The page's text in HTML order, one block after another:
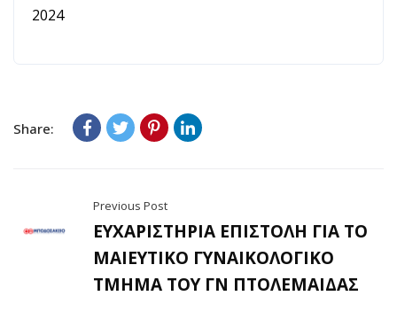
2024
Share:
Previous Post
ΕΥΧΑΡΙΣΤΗΡΙΑ ΕΠΙΣΤΟΛΗ ΓΙΑ ΤΟ
ΜΑΙΕΥΤΙΚΟ ΓΥΝΑΙΚΟΛΟΓΙΚΟ
ΤΜΗΜΑ ΤΟΥ ΓΝ ΠΤΟΛΕΜΑΙΔΑΣ